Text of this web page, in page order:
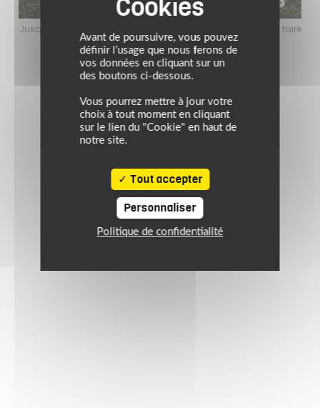
Jusqu’au 24 août 2026, profitez de l’ambiance estivale pour faire
le plein de bons plans sur l’équipement motard !
Avant de poursuivre, vous pouvez
définir l’usage que nous ferons de
vos données en cliquant sur un
des boutons ci-dessous.
Vous pourrez mettre à jour votre
choix à tout moment en cliquant
sur le lien du "Cookie" en haut de
notre site.
Tout accepter
Personnaliser
Politique de confidentialité